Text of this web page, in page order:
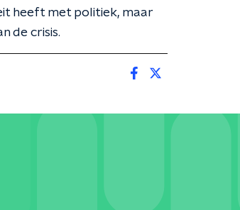
heeft met politiek, maar
de crisis.